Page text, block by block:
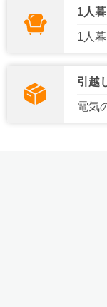
1人
1人
引越
電気